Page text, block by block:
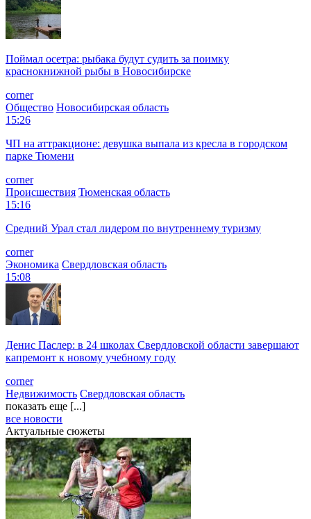
Поймал осетра: рыбака будут судить за поимку
краснокнижной рыбы в Новосибирске
corner
Общество Новосибирская область
15:26
ЧП на аттракционе: девушка выпала из кресла в городском
парке Тюмени
corner
Происшествия Тюменская область
15:16
Средний Урал стал лидером по внутреннему туризму
corner
Экономика Свердловская область
15:08
Денис Паслер: в 24 школах Свердловской области завершают
капремонт к новому учебному году
corner
Недвижимость Свердловская область
показать еще [...]
все новости
Актуальные сюжеты